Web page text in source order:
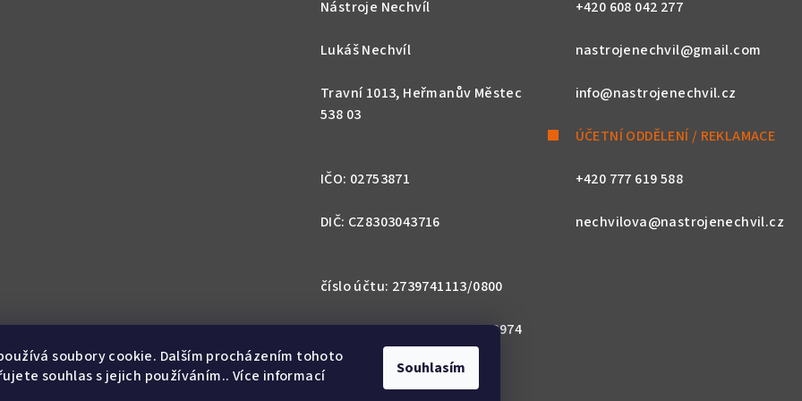
soubory cookie. Dalším procházením tohoto
souhlas s jejich používáním.. Více informací
Souhlasím
Nástroje Nechvíl
Lukáš Nechvíl
Travní 1013, Heřmanův Městec
538 03
IČO: 02753871
DIČ: CZ8303043716
číslo účtu: 2739741113/0800
IBAN: CZ57 0800 0000 0027 3974
1113
SWIFT: GIBACZPX
+420 608 042 277
nastrojenechvil@gmail.com
info@nastrojenechvil.cz
ÚČETNÍ ODDĚLENÍ / REKLAMACE
+420 777 619 588
nechvilova@nastrojenechvil.cz